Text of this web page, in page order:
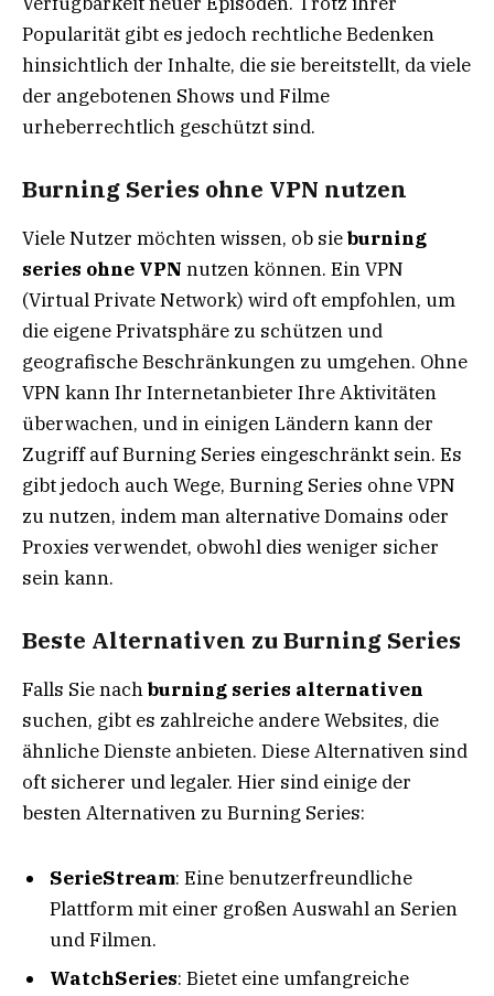
Popularität gibt es jedoch rechtliche Bedenken
hinsichtlich der Inhalte, die sie bereitstellt, da viele
der angebotenen Shows und Filme
urheberrechtlich geschützt sind.
Burning Series ohne VPN nutzen
Viele Nutzer möchten wissen, ob sieburning
series ohne VPN nutzen können. Ein VPN
(Virtual Private Network) wird oft empfohlen, um
die eigene Privatsphäre zu schützen und
geografische Beschränkungen zu umgehen. Ohne
VPN kann Ihr Internetanbieter Ihre Aktivitäten
überwachen, und in einigen Ländern kann der
Zugriff auf Burning Series eingeschränkt sein. Es
gibt jedoch auch Wege, Burning Series ohne VPN
zu nutzen, indem man alternative Domains oder
Proxies verwendet, obwohl dies weniger sicher
sein kann.
Beste Alternativen zu Burning Series
Falls Sie nachburning series alternativen
suchen, gibt es zahlreiche andere Websites, die
ähnliche Dienste anbieten. Diese Alternativen sind
oft sicherer und legaler. Hier sind einige der
besten Alternativen zu Burning Series:
SerieStream: Eine benutzerfreundliche
Plattform mit einer großen Auswahl an Serien
und Filmen.
WatchSeries: Bietet eine umfangreiche